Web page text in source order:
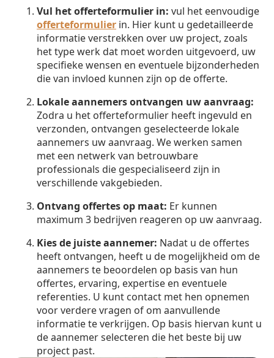
Vul het offerteformulier in: vul het eenvoudige
offerteformulier in. Hier kunt u gedetailleerde
informatie verstrekken over uw project, zoals
het type werk dat moet worden uitgevoerd, uw
specifieke wensen en eventuele bijzonderheden
die van invloed kunnen zijn op de offerte.
Lokale aannemers ontvangen uw aanvraag:
Zodra u het offerteformulier heeft ingevuld en
verzonden, ontvangen geselecteerde lokale
aannemers uw aanvraag. We werken samen
met een netwerk van betrouwbare
professionals die gespecialiseerd zijn in
verschillende vakgebieden.
Ontvang offertes op maat: Er kunnen
maximum 3 bedrijven reageren op uw aanvraag.
Kies de juiste aannemer: Nadat u de offertes
heeft ontvangen, heeft u de mogelijkheid om de
aannemers te beoordelen op basis van hun
offertes, ervaring, expertise en eventuele
referenties. U kunt contact met hen opnemen
voor verdere vragen of om aanvullende
informatie te verkrijgen. Op basis hiervan kunt u
de aannemer selecteren die het beste bij uw
project past.